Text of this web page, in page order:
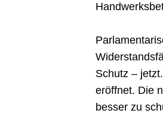
Schutz –
eröffnet. Die
besser zu